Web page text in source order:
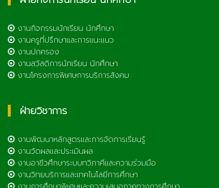
งานกิจกรรมนักเรียน นักศึกษา
งานครูที่ปรึกษาและการแนะแนว
งานปกครอง
งานสวัสดิการนักเรียน นักศึกษา
งานโครงการพิเศษการบริการสังคม
ฝ่ายวิชาการ
งานพัฒนาหลักสูตรและการจัดการเรียนรู้
งานวัดผลและประเมินผล
งานอาชีวศึกษาระบบทวิภาคีและความร่วมมือ
งานวิทยบริการและเทคโนโลยีการศึกษา